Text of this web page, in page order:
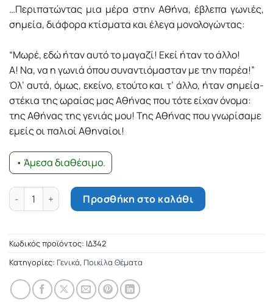
…Περιπατώντας µια µέρα στην Αθήνα, έβλεπα γωνιές,
σηµεία, διάφορα κτίσµατα και έλεγα µονολογώντας:
“Μωρέ, εδώ ήταν αυτό το µαγαζί! Εκεί ήταν το άλλο!
Α! Να, να η γωνιά όπου συναντιόµασταν µε την παρέα!”
Όλ’ αυτά, όµως, εκείνο, ετούτο και τ’ άλλο, ήταν σηµεία-
στέκια της ωραίας µας Αθήνας που τότε είχαν όνοµα:
της Αθήνας της γενιάς µου! Της Αθήνας που γνωρίσαµε
εµείς οι παλιοί Αθηναίοι!
• Άμεσα διαθέσιμο.
Περίπατος ψυχής στην Αθήνα του κάποτε... του τώρα... του
Προσθήκη στο καλάθι
Κωδικός προϊόντος: ΙΔ342
Κατηγορίες: Γενικά, Ποικίλα Θέματα